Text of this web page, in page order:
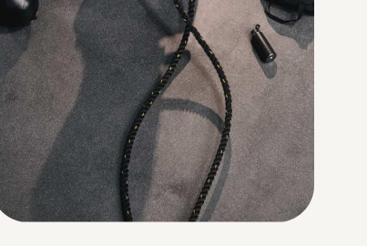
6.500 flexiblen Onlinekursen für
Bewegung, Ernährung &
Meditation.